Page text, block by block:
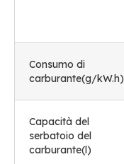
Consumo di
carburante(g/kW.h)
Capacità del
serbatoio del
carburante(l)